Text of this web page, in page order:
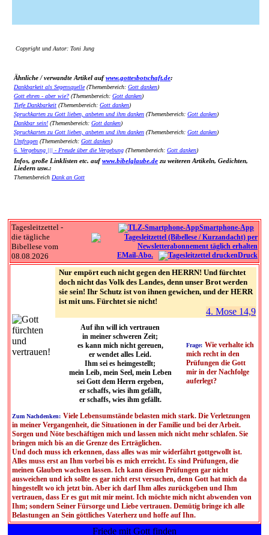
Copyright und Autor: Toni Jung
Ähnliche / verwandte Artikel aufwww.gottesbotschaft.de:
Dankbarkeit als Segensquelle(Themenbereich: Gott danken)
Gott ehren - aber wie? (Themenbereich: Gott danken)
Tiefe Dankbarkeit (Themenbereich: Gott danken)
Spruchkarten zu Gott lieben, anbeten und ihm danken (Themenbereich: Gott danken)
Dankbar sein! (Themenbereich: Gott danken)
Spruchkarten zu Gott lieben, anbeten und ihm danken (Themenbereich: Gott danken)
Umfragen (Themenbereich: Gott danken)
6. Vergebung ||| - Freude über die Vergebung (Themenbereich: Gott danken)
Infos, große Linklisten etc. aufwww.bibelglaube.de zu weiteren Artikeln, Gedichten,
Liedern usw.:
Themenbereich Dank an Gott
Tagesleitzettel -
die tägliche
Bibellese vom
08.08.2026
Smartphone-App
EMail-Abo. Druck
Nur empört euch nicht gegen den HERRN! Und fürchtet
doch nicht das Volk des Landes, denn unser Brot werden
sie sein! Ihr Schutz ist von ihnen gewichen, und der HERR
ist mit uns. Fürchtet sie nicht!
4. Mose 14,9
Auf ihn will ich vertrauen
in meiner schweren Zeit;
es kann mich nicht gereuen,
er wendet alles Leid.
Ihm sei es heimgestellt;
mein Leib, mein Seel, mein Leben
sei Gott dem Herrn ergeben,
er schaffs, wies ihm gefällt,
er schaffs, wies ihm gefällt.
Frage: Wie verhalte ich
mich recht in den
Prüfungen die Gott
mir in der Nachfolge
auferlegt?
Zum Nachdenken: Viele Lebensumstände belasten mich stark. Die Verletzungen
in meiner Vergangenheit, die Situationen in der Familie und bei der Arbeit.
Sorgen und Nöte beschäftigen mich und lassen mich nicht mehr schlafen. Sie
bringen mich bis an die Grenze des Erträglichen.
Und doch muss ich erkennen, dass alles was mir widerfährt gottgewollt ist.
Alles muss erst an Ihm vorbei bis es mich erreicht. Es sind Prüfungen, die
meinen Glauben wachsen lassen. Ich kann diesen Prüfungen gar nicht
ausweichen und ich sollte es gar nicht erst versuchen, denn Gott hat mich da
hingestellt wo ich jetzt bin. Aber ich darf Ihm alles zurückgeben und Ihm
vertrauen, dass Er es gut mit mir meint. Ich möchte mich nicht abwenden von
Ihm; sondern Seiner Fürsorge und Liebe vertrauen. Demütig bringe ich alle
Belastungen an Sein göttliches Vaterherz und hoffe auf Ihn.
Friede mit Gott finden